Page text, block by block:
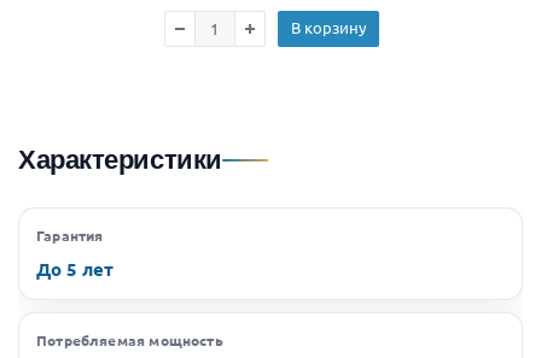
В корзину
Характеристики
Гарантия
До 5 лет
Потребляемая мощность